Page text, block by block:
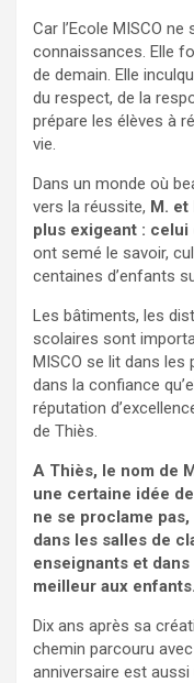
Car l’Ecole MISCO
connaissances. Elle
de demain. Elle
du respect, de la
prépare les élèves à
vie.
Dans un monde où
vers la réussite, M.
plus exigeant : celui
ont semé le savoir,
centaines d’enfants
Les bâtiments, les
scolaires sont
MISCO se lit dans les
dans la confiance
réputation
de Thiès.
A Thiès, le nom de
une certaine idée
ne se proclame
dans les salles de
enseignants et
meilleur aux enfants.
Dix ans après sa
chemin parcouru
anniversaire est